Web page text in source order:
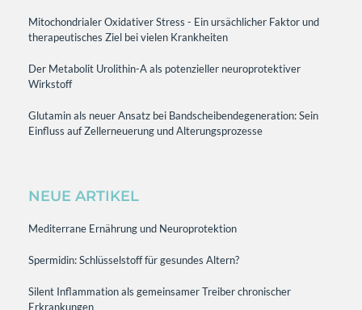
Mitochondrialer Oxidativer Stress - Ein ursächlicher Faktor und
therapeutisches Ziel bei vielen Krankheiten
Der Metabolit Urolithin-A als potenzieller neuroprotektiver
Wirkstoff
Glutamin als neuer Ansatz bei Bandscheibendegeneration: Sein
Einfluss auf Zellerneuerung und Alterungsprozesse
NEUE ARTIKEL
Mediterrane Ernährung und Neuroprotektion
Spermidin: Schlüsselstoff für gesundes Altern?
Silent Inflammation als gemeinsamer Treiber chronischer
Erkrankungen